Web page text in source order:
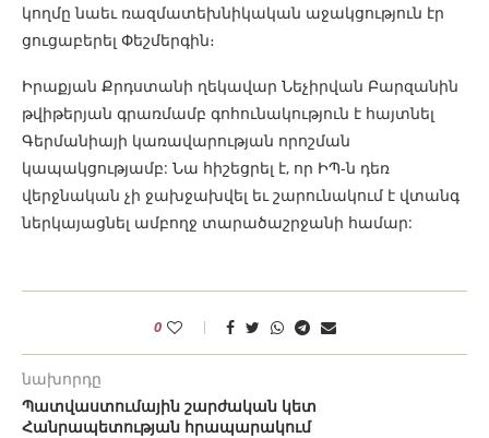
կողմը նաեւ ռազմատեխնիկական աջակցություն էր
ցուցաբերել Փեշմերգին։
Իրաքյան Քրդստանի ղեկավար Նեչիրվան Բարզանին
թվիթերյան գրառմամբ գոհունակություն է հայտնել
Գերմանիայի կառավարության որոշման
կապակցությամբ: Նա հիշեցրել է, որ ԻՊ-ն դեռ
վերջնական չի ջախջախվել եւ շարունակում է վտանգ
ներկայացնել ամբողջ տարածաշրջանի համար:
0
նախորդը
Պատվաստումային շարժական կետ
Հանրապետության հրապարակում